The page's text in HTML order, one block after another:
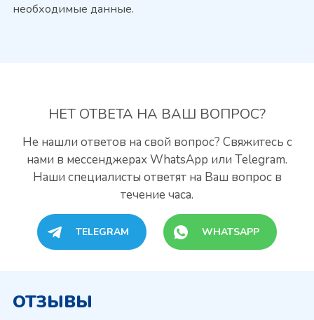
необходимые данные.
НЕТ ОТВЕТА НА ВАШ ВОПРОС?
Не нашли ответов на свой вопрос? Свяжитесь с
нами в мессенджерах WhatsApp или Telegram.
Наши специалисты ответят на Ваш вопрос в
течение часа.
TELEGRAM WHATSAPP
ОТЗЫВЫ